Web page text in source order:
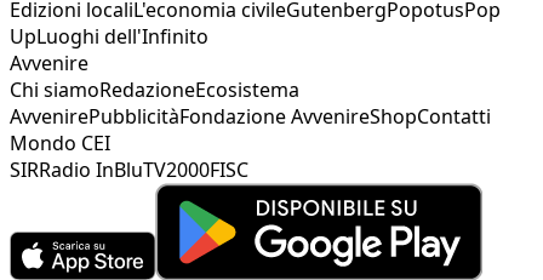
Edizioni localiL'economia civileGutenbergPopotusPop
UpLuoghi dell'Infinito
Avvenire
Chi siamoRedazioneEcosistema
AvvenirePubblicitàFondazione AvvenireShopContatti
Mondo CEI
SIRRadio InBluTV2000FISC